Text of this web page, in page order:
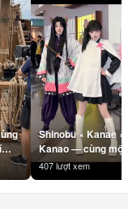
Shinobu × Kanae ×
Kanao — cùng một
#Shinobu #Kanae
#Kanao
407 lượt xem